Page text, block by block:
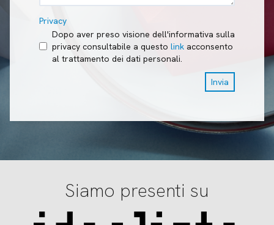
Privacy
Dopo aver preso visione dell'informativa sulla
privacy consultabile a questo link acconsento
al trattamento dei dati personali.
Invia
Siamo presenti su